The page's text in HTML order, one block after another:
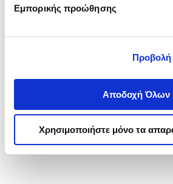
Εμπορικής προώθησης
Προβολή
Αποδοχή Όλων
Χρησιμοποιήστε μόνο τα